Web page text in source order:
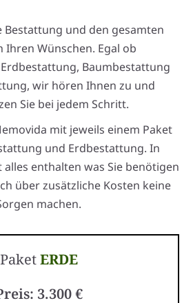
Bestattung und den gesamten
Ihren Wünschen. Egal ob
Baumbestattung
wir hören Ihnen zu und
Sie bei jedem Schritt.
mit jeweils einem Paket
und Erdbestattung. In
enthalten was Sie benötigen
über zusätzliche Kosten keine
machen.
PaketERDE
3.300 €